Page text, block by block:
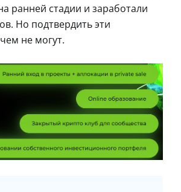
ранней стадии и заработали
Но подтвердить эти
не могут.